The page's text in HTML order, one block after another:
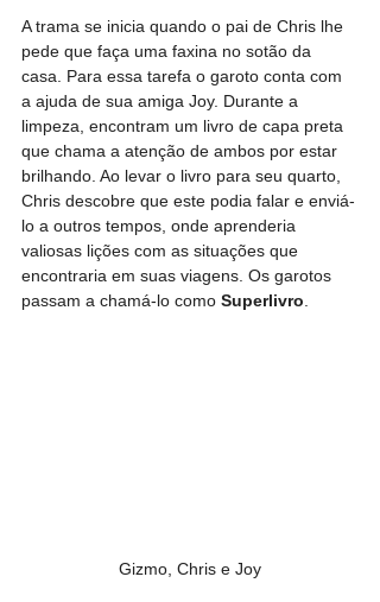
A trama se inicia quando o pai de Chris lhe
pede que faça uma faxina no sotão da
casa. Para essa tarefa o garoto conta com
a ajuda de sua amiga Joy. Durante a
limpeza, encontram um livro de capa preta
que chama a atenção de ambos por estar
brilhando. Ao levar o livro para seu quarto,
Chris descobre que este podia falar e enviá-
lo a outros tempos, onde aprenderia
valiosas lições com as situações que
encontraria em suas viagens. Os garotos
passam a chamá-lo como Superlivro
Gizmo, Chris e Joy